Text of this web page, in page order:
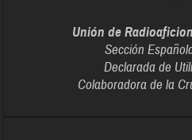
Unión de
Sección
Declarada de
Colaboradora de la